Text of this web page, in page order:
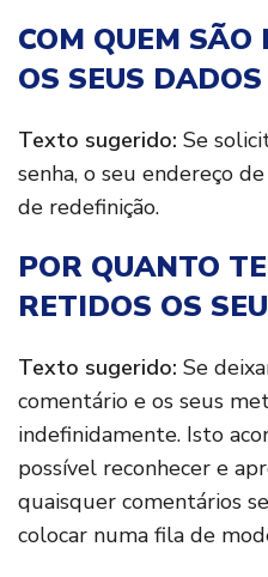
COM QUEM
OS SEUS DADOS
Texto sugerido: Se
senha, o seu endereço
de redefinição.
POR QUANTO
RETIDOS OS
Texto sugerido: Se
comentário e os seus
indefinidamente. Isto
possível reconhecer e
quaisquer comentários
colocar numa fila de